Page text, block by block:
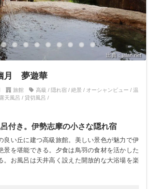
出典：jalan.net
月 夢遊華
旅館
高級 / 隠れ宿 / 絶景 / オーシャンビュー / 温
天風呂 / 貸切風呂 /
付き。伊勢志摩の小さな隠れ宿
良い丘に建つ高級旅館。美しい景色が魅力で伊
景を堪能できる。夕食は鳥羽の食材を活かした
。お風呂は天井高く設えた開放的な大浴場を楽